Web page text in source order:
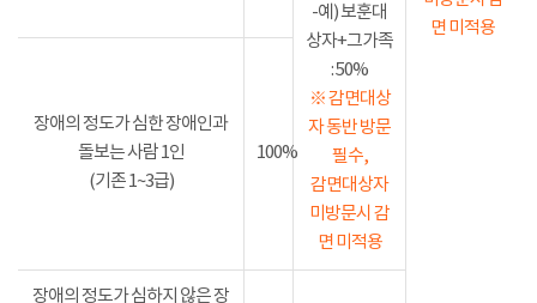
면 미적용
-예) 보훈대
상자+그가족
: 50%
※ 감면대상
자 동반 방문
필수,
감면대상자
미방문시 감
면 미적용
장애의 정도가 심한 장애인과
돌보는 사람 1인
(기존 1~3급)
100%
장애의 정도가 심하지 않은 장